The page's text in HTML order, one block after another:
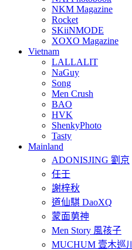
NKM Magazine
Rocket
SKiiNMODE
XOXO Magazine
Vietnam
LALLALIT
NaGuy
Song
Men Crush
BAO
HVK
ShenkyPhoto
Tasty
Mainland
ADONISJING 劉京
任壬
謝梓秋
道仙騏 DaoXQ
蒙面莮神
Men Story 風孩子
MUCHUM 壹木巡川